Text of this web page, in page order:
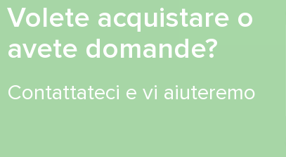
Volete acquistare o
avete domande?
Contattateci e vi aiuteremo